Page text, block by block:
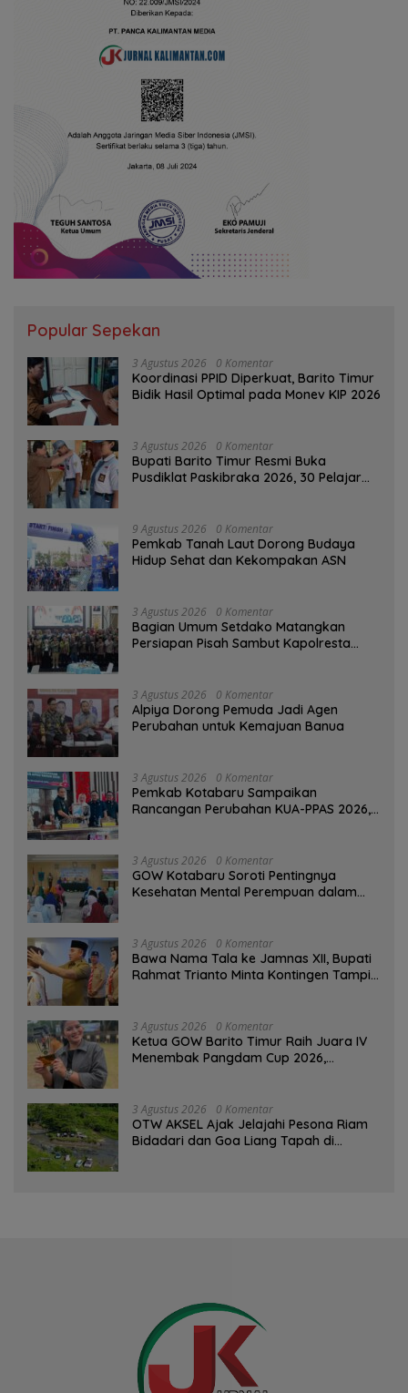
Popular Sepekan
3 Agustus 2026 0 Komentar
Koordinasi PPID Diperkuat, Barito Timur
Bidik Hasil Optimal pada Monev KIP 2026
3 Agustus 2026 0 Komentar
Bupati Barito Timur Resmi Buka
Pusdiklat Paskibraka 2026, 30 Pelajar
9 Agustus 2026 0 Komentar
Pemkab Tanah Laut Dorong Budaya
Hidup Sehat dan Kekompakan ASN
3 Agustus 2026 0 Komentar
Bagian Umum Setdako Matangkan
Persiapan Pisah Sambut Kapolresta
3 Agustus 2026 0 Komentar
‎Alpiya Dorong Pemuda Jadi Agen
Perubahan untuk Kemajuan Banua ‎
3 Agustus 2026 0 Komentar
Pemkab Kotabaru Sampaikan
Rancangan Perubahan KUA-PPAS 2026,
3 Agustus 2026 0 Komentar
GOW Kotabaru Soroti Pentingnya
Kesehatan Mental Perempuan dalam
3 Agustus 2026 0 Komentar
Bawa Nama Tala ke Jamnas XII, Bupati
Rahmat Trianto Minta Kontingen Tampil
3 Agustus 2026 0 Komentar
Ketua GOW Barito Timur Raih Juara IV
Menembak Pangdam Cup 2026,
3 Agustus 2026 0 Komentar
OTW AKSEL Ajak Jelajahi Pesona Riam
Bidadari dan Goa Liang Tapah di